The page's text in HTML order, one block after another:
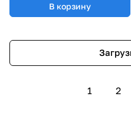
В корзину
1 2